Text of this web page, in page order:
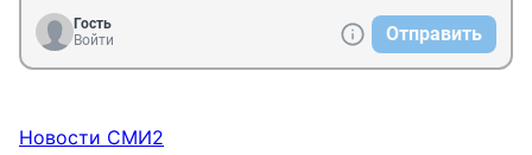
Гость
Войти
Отправить
Новости СМИ2